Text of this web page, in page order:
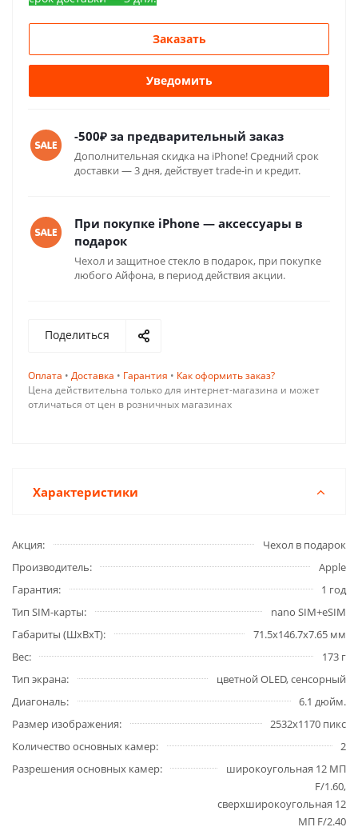
Заказать
Уведомить
-500₽ за предварительный заказ
Дополнительная скидка на iPhone! Cредний срок
доставки — 3 дня, действует trade-in и кредит.
При покупке iPhone — аксессуары в
подарок
Чехол и защитное стекло в подарок, при покупке
любого Айфона, в период действия акции.
Поделиться
Оплата • Доставка • Гарантия • Как оформить заказ?
Цена действительна только для интернет-магазина и может
отличаться от цен в розничных магазинах
Характеристики
Акция
Чехол в подарок
Производитель
Apple
Гарантия
1 год
Тип SIM-карты
nano SIM+eSIM
Габариты (ШxВxТ)
71.5x146.7x7.65 мм
Вес
173 г
Тип экрана
цветной OLED, сенсорный
Диагональ
6.1 дюйм.
Размер изображения
2532x1170 пикс
Количество основных камер
2
Разрешения основных камер
широкоугольная 12 МП
F/1.60,
сверхширокоугольная 12
МП F/2.40